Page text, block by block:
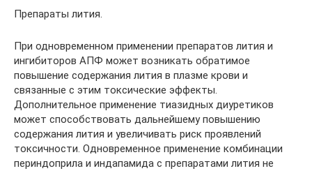
Препараты лития.
При одновременном применении препаратов лития и
ингибиторов АПФ может возникать обратимое
повышение содержания лития в плазме крови и
связанные с этим токсические эффекты.
Дополнительное применение тиазидных диуретиков
может способствовать дальнейшему повышению
содержания лития и увеличивать риск проявлений
токсичности. Одновременное применение комбинации
периндоприла и индапамида с препаратами лития не